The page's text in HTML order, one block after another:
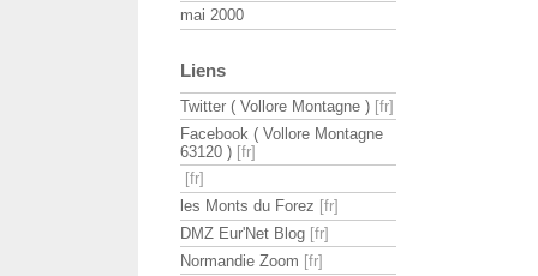
mai 2000
Liens
Twitter ( Vollore Montagne )
Facebook ( Vollore Montagne
63120 )
les Monts du Forez
DMZ Eur'Net Blog
Normandie Zoom